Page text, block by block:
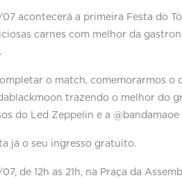
07 acontecerá a primeira Festa do
carnes com melhor da
o match, comemorarmos
trazendo o melhor do
do Led Zeppelin e a
já o seu ingresso gratuito.
07, de 12h as 21h, na Praça da